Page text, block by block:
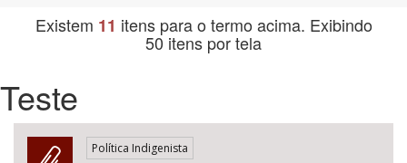
Existem 11 itens para o termo acima. Exibindo
50 itens por tela
Teste
Política Indigenista